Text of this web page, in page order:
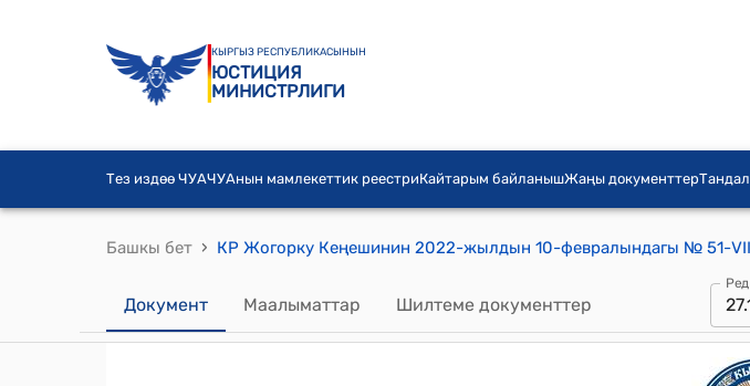
КЫРГЫЗ РЕСПУБЛИКАСЫНЫН
ЮСТИЦИЯ
МИНИСТРЛИГИ
Тез издөө ЧУАЧУАнын мамлекеттик реестриКайтарым байланышЖаңы документтер
Башкы бет ›
Документ Маалыматтар Шилтеме документтер